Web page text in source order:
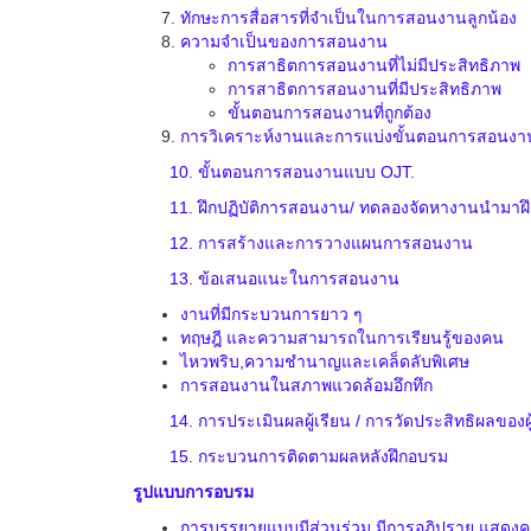
ทักษะการสื่อสารที่จำเป็นในการสอนงานลูกน้อง
ความจำเป็นของการสอนงาน
การสาธิตการสอนงานที่ไม่มีประสิทธิภาพ
การสาธิตการสอนงานที่มีประสิทธิภาพ
ขั้นตอนการสอนงานที่ถูกต้อง
การวิเคราะห์งานและการแบ่งขั้นตอนการสอนง
10. ขั้นตอนการสอนงานแบบ OJT.
11.
ฝึกปฏิบัติการสอนงาน/ ทดลองจัดหางานนำมา
12.
การสร้างและการวางแผนการสอนงาน
13. ข้อเสนอแนะในการสอนงาน
งานที่มีกระบวนการยาว ๆ
ทฤษฎี และความสามารถในการเรียนรู้ของคน
ไหวพริบ,ความชำนาญและเคล็ดลับพิเศษ
การสอนงานในสภาพแวดล้อมอึกทึก
14. การประเมินผลผู้เรียน / การวัดประสิทธิผลของ
15. กระบวนการติดตามผลหลังฝึกอบรม
รูปแบบการอบรม